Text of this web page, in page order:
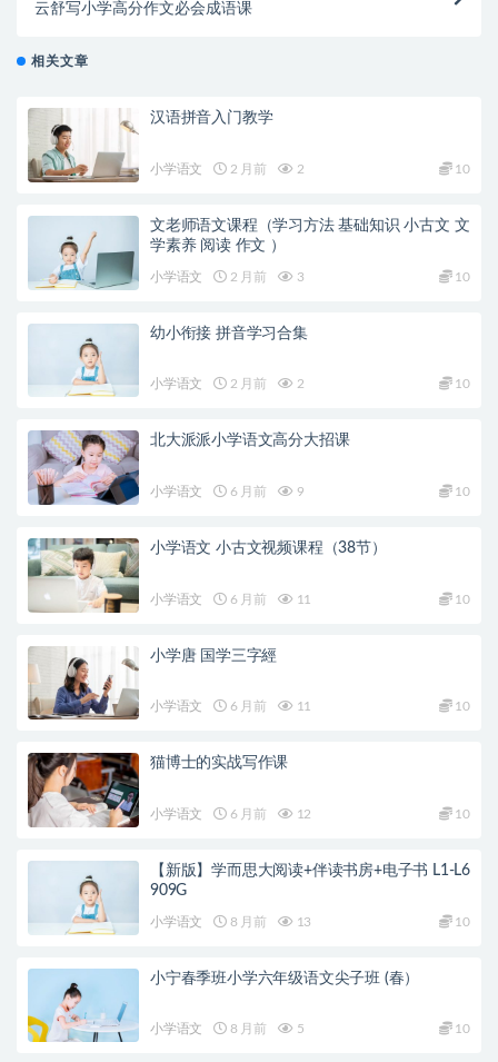
云舒写小学高分作文必会成语课
相关文章
汉语拼音入门教学
小学语文 2 月前 2 10
文老师语文课程（学习方法 基础知识 小古文 文
学素养 阅读 作文 ）
小学语文 2 月前 3 10
幼小衔接 拼音学习合集
小学语文 2 月前 2 10
北大派派小学语文高分大招课
小学语文 6 月前 9 10
小学语文 小古文视频课程（38节）
小学语文 6 月前 11 10
小学唐 国学三字經
小学语文 6 月前 11 10
猫博士的实战写作课
小学语文 6 月前 12 10
【新版】学而思大阅读+伴读书房+电子书 L1-L6
909G
小学语文 8 月前 13 10
小宁春季班小学六年级语文尖子班 (春）
小学语文 8 月前 5 10